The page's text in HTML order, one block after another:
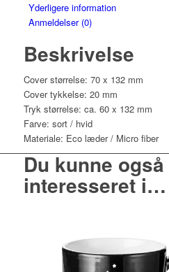
Yderligere information
Anmeldelser (0)
Beskrivelse
Cover størrelse: 70 x 132 mm
Cover tykkelse: 20 mm
Tryk størrelse: ca. 60 x 132 mm
Farve: sort / hvid
Materiale: Eco læder / Micro fiber
Du kunne
interesseret i…